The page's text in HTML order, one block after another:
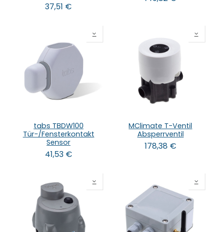
37,51 €
tabs TBDW100
Tür-/Fensterkontakt
Sensor
41,53€
MClimate T-Ventil
Absperrventil
178,38€